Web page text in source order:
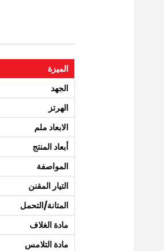
الميزة
الجهد
الهرتز
الابعاد ملم
أبعاد المنتج
المواصفة
التيار المقنن
المتانة/التحمل
مادة الغلاف
مادة التلامس